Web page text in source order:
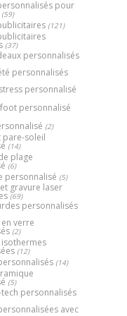
pour
(59)
(121)
(37)
personnalisés
personnalisés
personnalisé
personnalisé
(2)
pare-soleil
(14)
plage
(6)
personnalisé (5)
gravure laser
(69)
personnalisés
verre
(2)
(12)
(14)
(5)
personnalisés
avec